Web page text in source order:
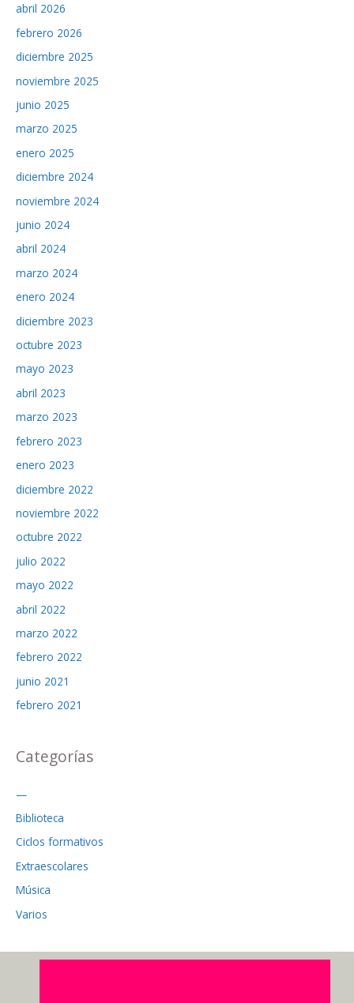
abril 2026
febrero 2026
diciembre 2025
noviembre 2025
junio 2025
marzo 2025
enero 2025
diciembre 2024
noviembre 2024
junio 2024
abril 2024
marzo 2024
enero 2024
diciembre 2023
octubre 2023
mayo 2023
abril 2023
marzo 2023
febrero 2023
enero 2023
diciembre 2022
noviembre 2022
octubre 2022
julio 2022
mayo 2022
abril 2022
marzo 2022
febrero 2022
junio 2021
febrero 2021
Categorías
—
Biblioteca
Ciclos formativos
Extraescolares
Música
Varios